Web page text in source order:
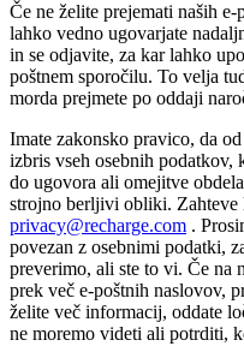
Če ne želite prejemati naših
lahko vedno ugovarjate
in se odjavite, za kar lahko
poštnem sporočilu. To velja
morda prejmete po oddaji
Imate zakonsko pravico, da
izbris vseh osebnih
do ugovora ali omejitve
strojno berljivi obliki. Zahteve
privacy@recharge.com .
povezan z osebnimi podatki,
preverimo, ali ste to vi. Če na
prek več e-poštnih naslovov,
želite več informacij, oddate
ne moremo videti ali potrditi,